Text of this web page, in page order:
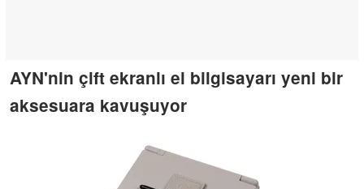
AYN'nin çift ekranlı el bilgisayarı yeni bir
aksesuara kavuşuyor